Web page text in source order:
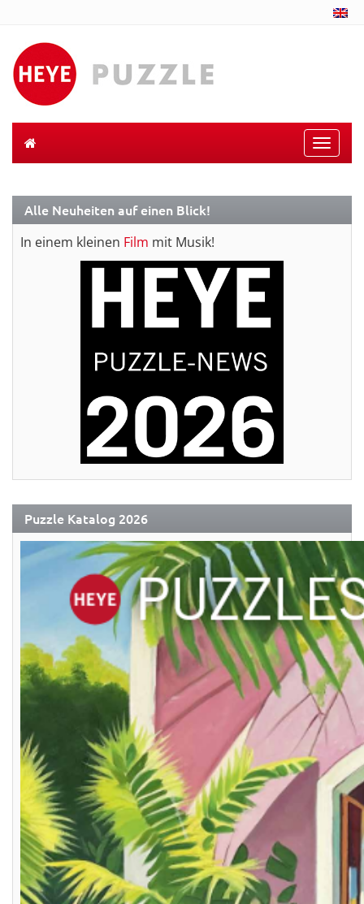
Toggle
Alle Neuheiten auf einen Blick!
In einem kleinen Film mit Musik!
Puzzle Katalog 2026